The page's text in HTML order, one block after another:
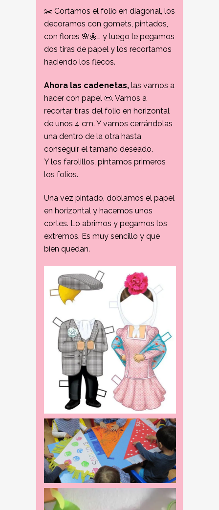
✂️ Cortamos el folio en diagonal, los
decoramos con gomets, pintados,
con flores 🌸🌼… y luego le pegamos
dos tiras de papel y los recortamos
haciendo los flecos.
Ahora las cadenetas, las vamos a
hacer con papel 📜. Vamos a
recortar tiras del folio en horizontal
de unos 4 cm. Y vamos cerrándolas
una dentro de la otra hasta
conseguir el tamaño deseado.
Y los farolillos, pintamos primeros
los folios.
Una vez pintado, doblamos el papel
en horizontal y hacemos unos
cortes. Lo abrimos y pegamos los
extremos. Es muy sencillo y que
bien quedan.